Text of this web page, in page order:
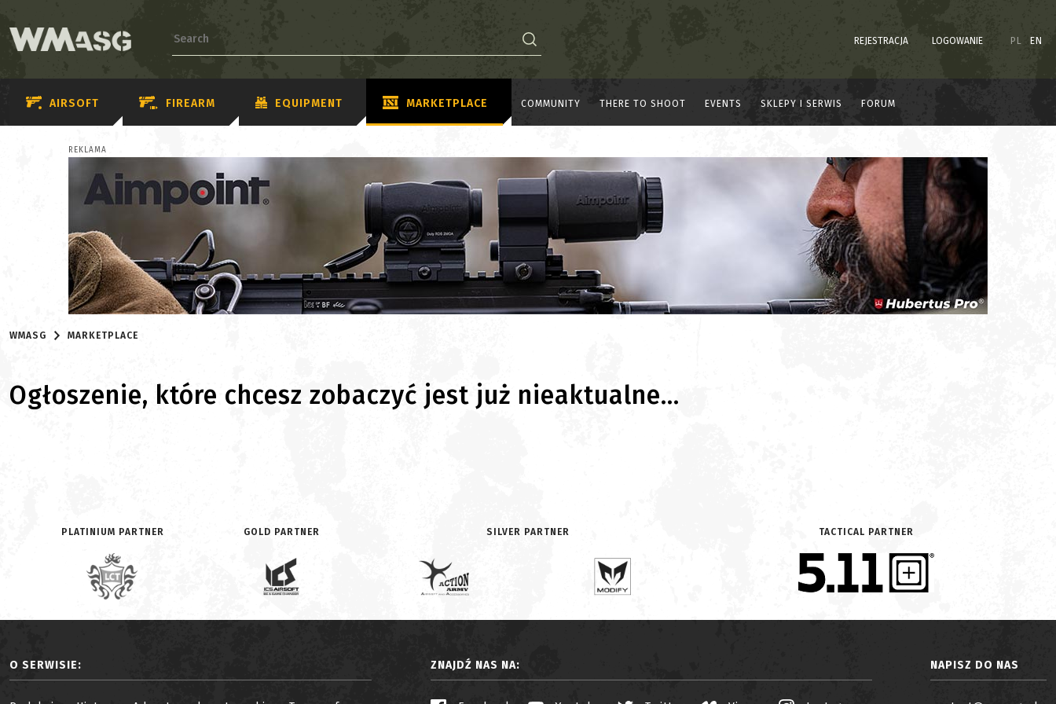
REJESTRACJA LOGOWANIE PL EN
AIRSOFT FIREARM EQUIPMENT MARKETPLACE COMMUNITY THERE TO SHOOT EVENTS SKLEPY I SERWIS FORUM
REKLAMA
WMASG MARKETPLACE
Ogłoszenie, które chcesz zobaczyć jest już nieaktualne...
PLATINIUM PARTNER GOLD PARTNER SILVER PARTNER TACTICAL PARTNER
O SERWISIE: ZNAJDŹ NAS NA: NAPISZ DO NAS